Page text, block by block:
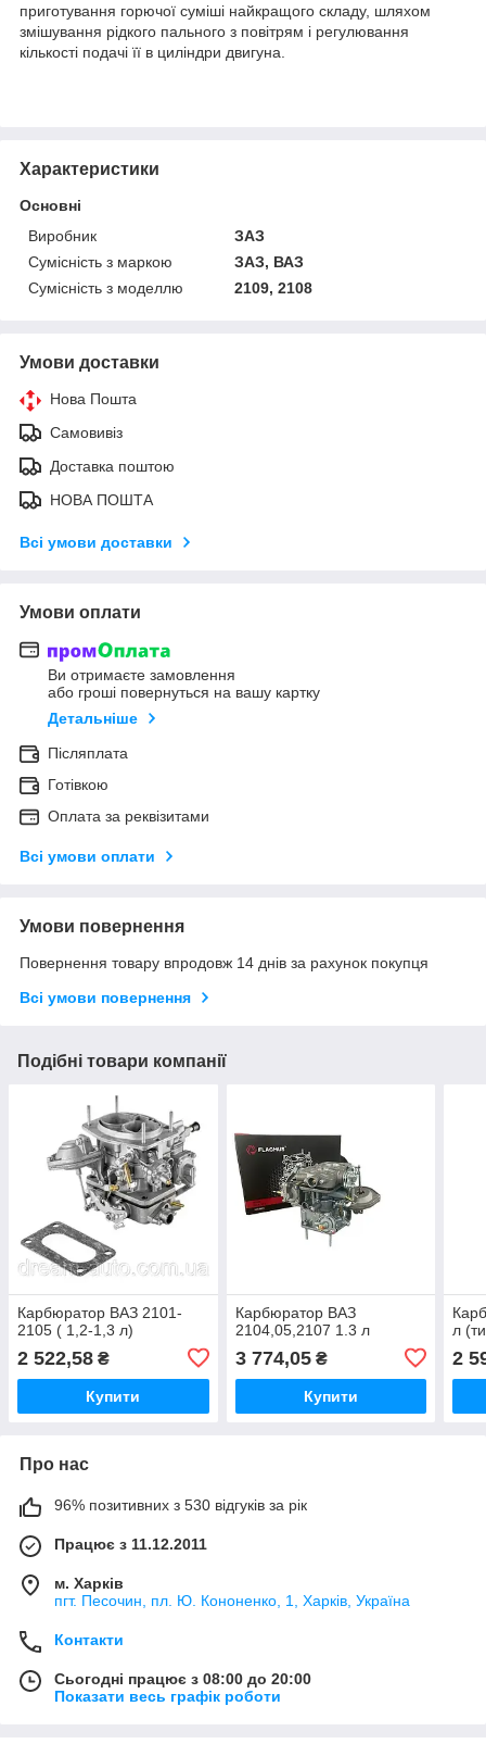
приготування горючої суміші найкращого складу, шляхом
змішування рідкого пального з повітрям і регулювання
кількості подачі її в циліндри двигуна.
Характеристики
Основні
Виробник
ЗАЗ
Сумісність з маркою
ЗАЗ, ВАЗ
Сумісність з моделлю
2109, 2108
Умови доставки
Нова Пошта
Самовивіз
Доставка поштою
НОВА ПОШТА
Всі умови доставки
Умови оплати
Ви отримаєте замовлення
або гроші повернуться на вашу картку
Детальніше
Післяплата
Готівкою
Оплата за реквізитами
Всі умови оплати
Умови повернення
Повернення товару впродовж 14 днів за рахунок покупця
Всі умови повернення
Подібні товари компанії
Карбюратор ВАЗ 2101-
2105 ( 1,2-1,3 л)
2 522,58 ₴
Купити
Карбюратор ВАЗ
2104,05,2107 1.3 л
3 774,05₴
Купити
л
2
Про нас
96% позитивних з 530 відгуків за рік
Працює з 11.12.2011
м. Харків
пгт. Песочин, пл. Ю. Кононенко, 1, Харків, Україна
Контакти
Сьогодні працює з 08:00 до 20:00
Показати весь графік роботи